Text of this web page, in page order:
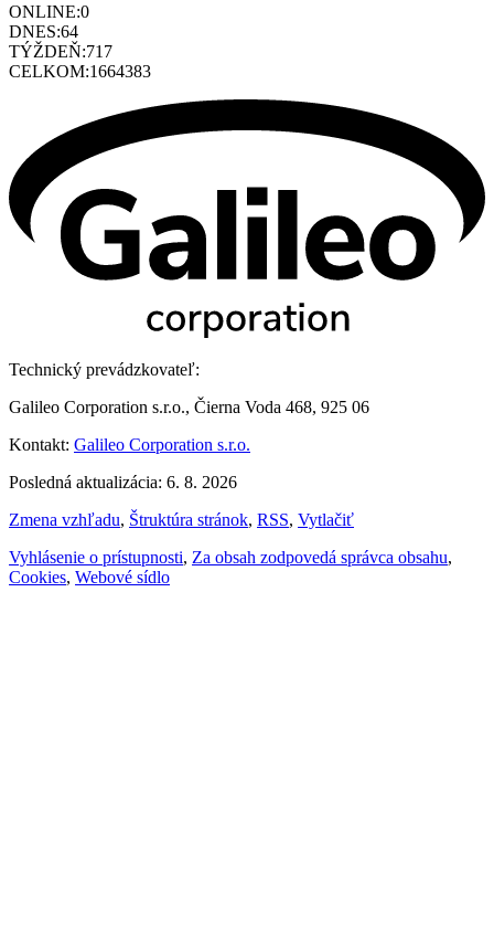
ONLINE:0
DNES:64
TÝŽDEŇ:717
CELKOM:1664383
Technický prevádzkovateľ:
Galileo Corporation s.r.o., Čierna Voda 468, 925 06
Kontakt: Galileo Corporation s.r.o.
Posledná aktualizácia: 6. 8. 2026
Zmena vzhľadu, Štruktúra stránok, RSS, Vytlačiť
Vyhlásenie o prístupnosti, Za obsah zodpovedá správca obsahu,
Cookies, Webové sídlo